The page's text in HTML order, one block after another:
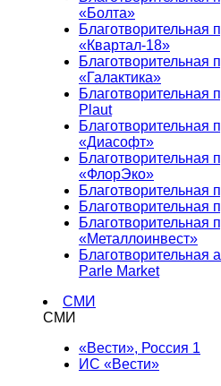
«Болта»
Благотворительная
«Квартал-18»
Благотворительная
«Галактика»
Благотворительная
Plaut
Благотворительная
«Диасофт»
Благотворительная
«ФлорЭко»
Благотворительная
Благотворительная
Благотворительная
«Металлоинвест»
Благотворительная
Parle Market
СМИ
СМИ
«Вести», Россия 1
ИС «Вести»